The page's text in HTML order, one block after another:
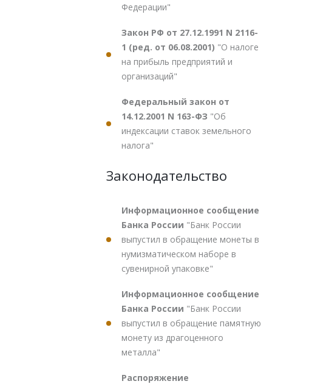
Федерации"
Закон РФ от 27.12.1991 N 2116-
1 (ред. от 06.08.2001) "О налоге
на прибыль предприятий и
организаций"
Федеральный закон от
14.12.2001 N 163-ФЗ "Об
индексации ставок земельного
налога"
Законодательство
Информационное сообщение
Банка России "Банк России
выпустил в обращение монеты в
нумизматическом наборе в
сувенирной упаковке"
Информационное сообщение
Банка России "Банк России
выпустил в обращение памятную
монету из драгоценного
металла"
Распоряжение